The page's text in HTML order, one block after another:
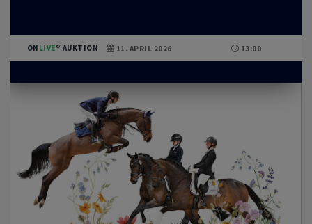
ON LIVE AUKTION 11. APRIL 2026 13:00